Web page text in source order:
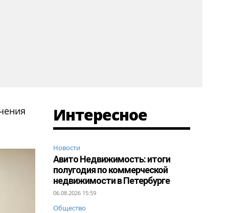
Интересное
Новости
Авито Недвижимость: итоги
полугодия по коммерческой
недвижимости в Петербурге
06.08.2026 15:59
Общество